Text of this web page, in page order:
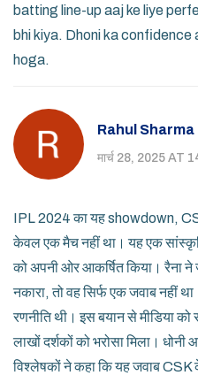
batting line-up aaj ke liye
bhi kiya. Dhoni ka
hoga.
Rahul Sharma
मार्च 28, 2025 AT
IPL 2024 का यह showdown,
केवल एक मैच नहीं था। यह एक
को अपनी ओर आकर्षित किया। रैना ने
नकारा, तो वह सिर्फ एक जवाब नहीं
रणनीति थी। इस बयान से मीडिया
लाखों दर्शकों को भरोसा मिला।
विश्लेषकों ने कहा कि यह जवाब CSK